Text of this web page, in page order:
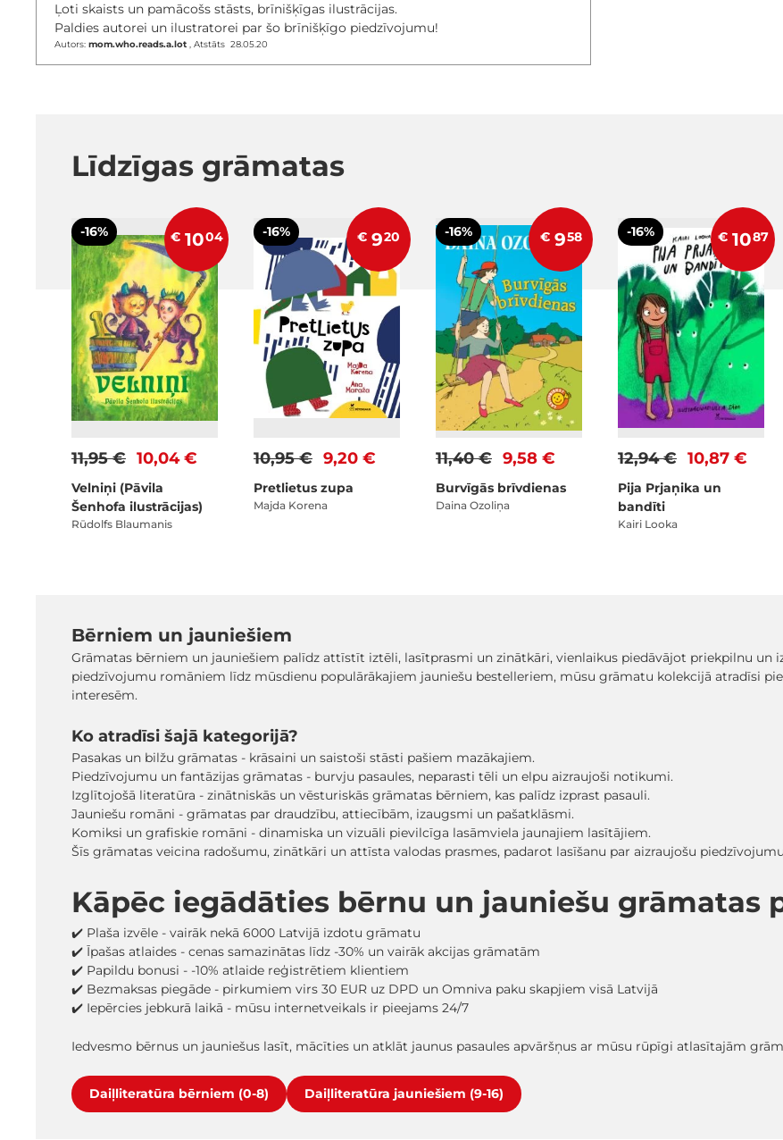
Ļoti skaists un pamācošs stāsts, brīnišķīgas ilustrācijas.
Paldies autorei un ilustratorei par šo brīnišķīgo piedzīvojumu!
Autors: mom.who.reads.a.lot , Atstāts 2020. gada 28. maijs
28.05.20
Līdzīgas grāmatas
-16% € 1004
10,04 €
11,95 €
Velniņi (Pāvila
Šenhofa ilustrācijas)
Rūdolfs Blaumanis
-16% € 920
9,20 €
10,95 €
Pretlietus zupa
Majda Korena
-16% € 958
9,58 €
11,40 €
Burvīgās brīvdienas
Daina Ozoliņa
-16% € 1087
10,87 €
12,94 €
Pija Prjaņika un
bandīti
Kairi Looka
Bērniem un jauniešiem
Grāmatas bērniem un jauniešiem palīdz attīstīt iztēli, lasītprasmi un zinātkāri, vienlaikus piedāvājot priekpilnu un
piedzīvojumu romāniem līdz mūsdienu populārākajiem jauniešu bestelleriem, mūsu grāmatu kolekcijā atradīsi
interesēm.
Ko atradīsi šajā kategorijā?
Pasakas un bilžu grāmatas - krāsaini un saistoši stāsti pašiem mazākajiem.
Piedzīvojumu un fantāzijas grāmatas - burvju pasaules, neparasti tēli un elpu aizraujoši notikumi.
Izglītojošā literatūra - zinātniskās un vēsturiskās grāmatas bērniem, kas palīdz izprast pasauli.
Jauniešu romāni - grāmatas par draudzību, attiecībām, izaugsmi un pašatklāsmi.
Komiksi un grafiskie romāni - dinamiska un vizuāli pievilcīga lasāmviela jaunajiem lasītājiem.
Šīs grāmatas veicina radošumu, zinātkāri un attīsta valodas prasmes, padarot lasīšanu par aizraujošu
Kāpēc iegādāties bērnu un jauniešu grāmatas
✔️ Plaša izvēle - vairāk nekā 6000 Latvijā izdotu grāmatu
✔️ Īpašas atlaides - cenas samazinātas līdz -30% un vairāk akcijas grāmatām
✔️ Papildu bonusi - -10% atlaide reģistrētiem klientiem
✔️ Bezmaksas piegāde - pirkumiem virs 30 EUR uz DPD un Omniva paku skapjiem visā Latvijā
✔️ Iepērcies jebkurā laikā - mūsu internetveikals ir pieejams 24/7
Iedvesmo bērnus un jauniešus lasīt, mācīties un atklāt jaunus pasaules apvāršņus ar mūsu rūpīgi atlasītajām
Daiļliteratūra bērniem (0-8) Daiļliteratūra jauniešiem (9-16)